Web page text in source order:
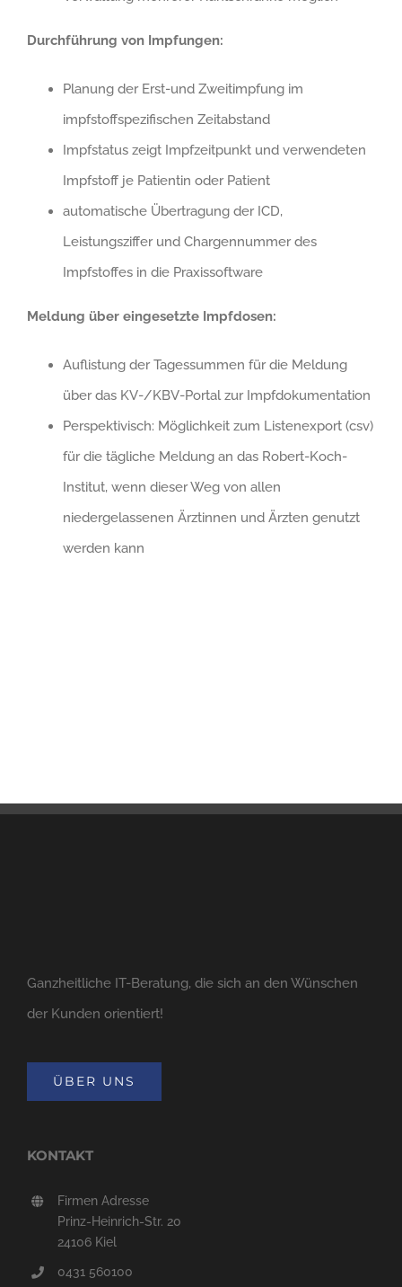
Durchführung von Impfungen:
Planung der Erst-und Zweitimpfung im
impfstoffspezifischen Zeitabstand
Impfstatus zeigt Impfzeitpunkt und verwendeten
Impfstoff je Patientin oder Patient
automatische Übertragung der ICD,
Leistungsziffer und Chargennummer des
Impfstoffes in die Praxissoftware
Meldung über eingesetzte Impfdosen:
Auflistung der Tagessummen für die Meldung
über das KV-/KBV-Portal zur Impfdokumentation
Perspektivisch: Möglichkeit zum Listenexport (csv)
für die tägliche Meldung an das Robert-Koch-
Institut, wenn dieser Weg von allen
niedergelassenen Ärztinnen und Ärzten genutzt
werden kann
Ganzheitliche IT-Beratung, die sich an den Wünschen
der Kunden orientiert!
ÜBER UNS
KONTAKT
Firmen Adresse
Prinz-Heinrich-Str. 20
24106 Kiel
0431 560100